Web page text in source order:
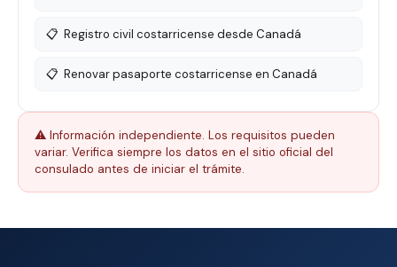
📋 Registro civil costarricense desde Canadá
📋 Renovar pasaporte costarricense en Canadá
⚠️ Información independiente. Los requisitos pueden
variar. Verifica siempre los datos en el sitio oficial del
consulado antes de iniciar el trámite.